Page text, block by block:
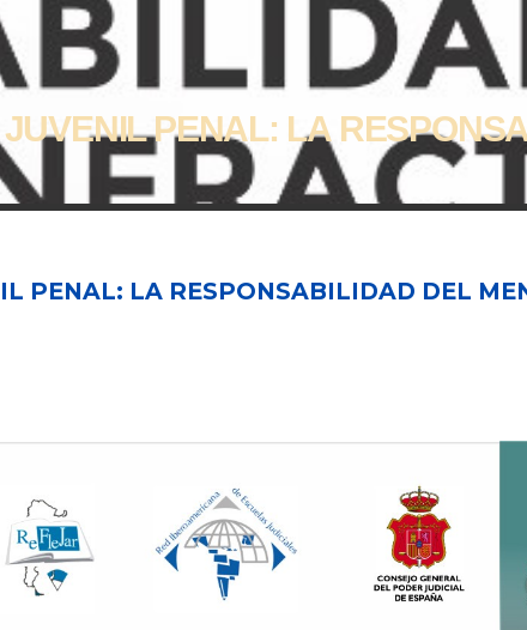
PENAL: LA
PENAL: LA RESPONSABILIDAD DEL